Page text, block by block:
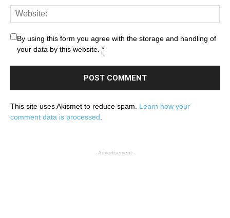
By using this form you agree with the storage and handling of
your data by this website. *
This site uses Akismet to reduce spam. Learn how your
comment data is processed
- Advertisement -